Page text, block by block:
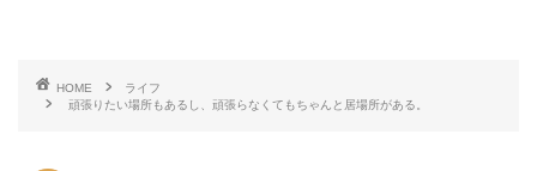
HOME
ライフ
頑張りたい場所もあるし、頑張らなくてもちゃんと居場所がある。